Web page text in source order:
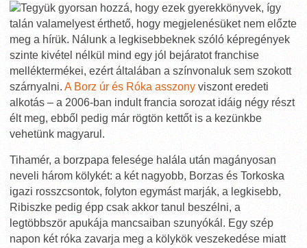
Tegyük gyorsan hozzá, hogy ezek gyerekkönyvek, így
talán valamelyest érthető, hogy megjelenésüket nem előzte
meg a hírük. Nálunk a legkisebbeknek szóló képregények
szinte kivétel nélkül mind egy jól bejáratot franchise
melléktermékei, ezért általában a színvonaluk sem szokott
szárnyalni. A Borz úr és Róka asszony viszont eredeti
alkotás – a 2006-ban indult francia sorozat idáig négy részt
élt meg, ebből pedig már rögtön kettőt is a kezünkbe
vehetünk magyarul.
Tihamér, a borzpapa felesége halála után magányosan
neveli három kölykét: a két nagyobb, Borzas és Torkoska
igazi rosszcsontok, folyton egymást marják, a legkisebb,
Ribiszke pedig épp csak akkor tanul beszélni, a
legtöbbször apukája mancsaiban szunyókál. Egy szép
napon két róka zavarja meg a kölykök veszekedése miatt